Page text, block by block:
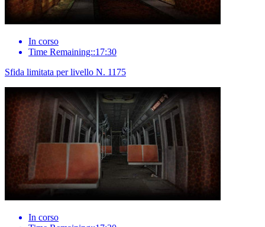
In corso
Time Remaining::17:30
Sfida limitata per livello N. 1175
In corso